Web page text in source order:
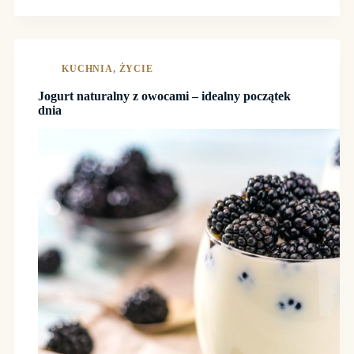
KUCHNIA, ŻYCIE
Jogurt naturalny z owocami – idealny początek
dnia